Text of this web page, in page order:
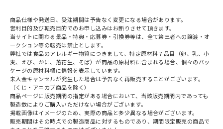
商品仕様や発送日、受注期間は予告なく変更になる場合があります。
営利目的及び転売目的でのお申し込みはお断りさせて頂きます。
当サイトに関わる景品・特典・応募券・引換券等は、全て第三者への譲渡・オ
ークション等の転売は禁止とします。
弊社では食品のアレルギー物質につきまして、特定原材料７品目（卵、乳、小
麦、えび、かに、落花生、そば）が商品の原材料に含まれる場合、個々のパッ
ケージの原材料欄に情報を表示しています。
未入金キャンセルが発生した場合は予告なく再販売することがございます。
（くじ・アニカプ商品を除く）
商品ページに販売期間の指定がある場合において、当該販売期間内であっても
製造数によりご購入いただけない場合がございます。
掲載画像はイメージのため、実際の商品と多少異なる場合がございます。
販売期間はその時点での製造商品に対するものであり、期間限定販売の商品で